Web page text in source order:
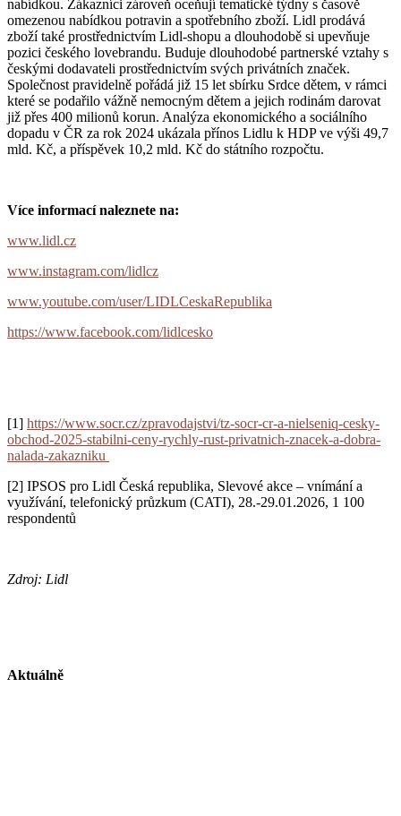
nabídkou. Zákazníci zároveň oceňují tematické týdny s časově
omezenou nabídkou potravin a spotřebního zboží. Lidl prodává
zboží také prostřednictvím Lidl-shopu a dlouhodobě si upevňuje
pozici českého lovebrandu. Buduje dlouhodobé partnerské vztahy s
českými dodavateli prostřednictvím svých privátních značek.
Společnost pravidelně pořádá již 15 let sbírku Srdce dětem, v rámci
které se podařilo vážně nemocným dětem a jejich rodinám darovat
již přes 400 milionů korun. Analýza ekonomického a sociálního
dopadu v ČR za rok 2024 ukázala přínos Lidlu k HDP ve výši 49,7
mld. Kč, a příspěvek 10,2 mld. Kč do státního rozpočtu.
Více informací naleznete na:
www.lidl.cz
www.instagram.com/lidlcz
www.youtube.com/user/LIDLCeskaRepublika
https://www.facebook.com/lidlcesko
[1] https://www.socr.cz/zpravodajstvi/tz-socr-cr-a-nielseniq-cesky-
obchod-2025-stabilni-ceny-rychly-rust-privatnich-znacek-a-dobra-
nalada-zakazniku
[2] IPSOS pro Lidl Česká republika, Slevové akce – vnímání a
využívání, telefonický průzkum (CATI), 28.-29.01.2026, 1 100
respondentů
Zdroj: Lidl
Aktuálně